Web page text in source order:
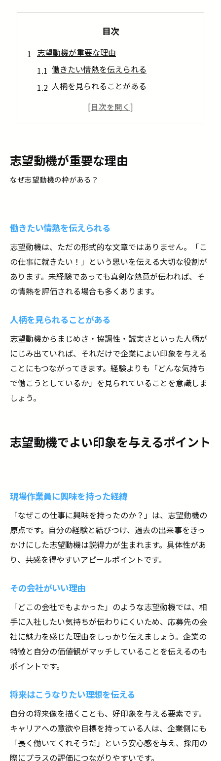
目次
志望動機が重要な理由
働きたい情熱を伝えられる
人柄を見られることがある
志望動機でよい印象を与えるポイント
将来はこうなりたい理想を伝える
面接と書類に書く志望動機は違う
言葉のトーンに注意
志望動機が重要な理由
なぜ志望動機の枠がある？
働きたい情熱を伝えられる
志望動機は、ただの形式的な文章ではありません。「こ
の仕事に就きたい！」という思いを伝える大切な役割が
あります。未経験であっても真剣な熱意が伝われば、そ
の情熱を評価される場合も多くあります。
人柄を見られることがある
志望動機からまじめさ・協調性・誠実さといった人柄が
にじみ出ていれば、それだけで企業によい印象を与える
ことにもつながってきます。経験よりも「どんな気持ち
で働こうとしているか」を見られていることを意識しま
しょう。
志望動機でよい印象を与えるポイント
現場作業員に興味を持った経緯
「なぜこの仕事に興味を持ったのか？」は、志望動機の
原点です。自分の経験と結びつけ、過去の出来事をきっ
かけにした志望動機は説得力が生まれます。具体性があ
り、共感を得やすいアピールポイントです。
その会社がいい理由
「どこの会社でもよかった」のような志望動機では、相
手に入社したい気持ちが伝わりにくいため、応募先の会
社に魅力を感じた理由をしっかり伝えましょう。企業の
特徴と自分の価値観がマッチしていることを伝えるのも
ポイントです。
将来はこうなりたい理想を伝える
自分の将来像を描くことも、好印象を与える要素です。
キャリアへの意欲や目標を持っている人は、企業側にも
「長く働いてくれそうだ」という安心感を与え、採用の
際にプラスの評価につながりやすいです。